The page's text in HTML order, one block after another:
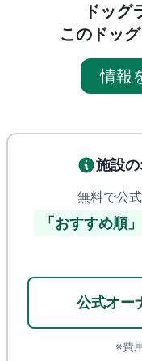
ドッグ
このドッ
情報
施設
無料で公
「おすすめ順
公式オー
※費